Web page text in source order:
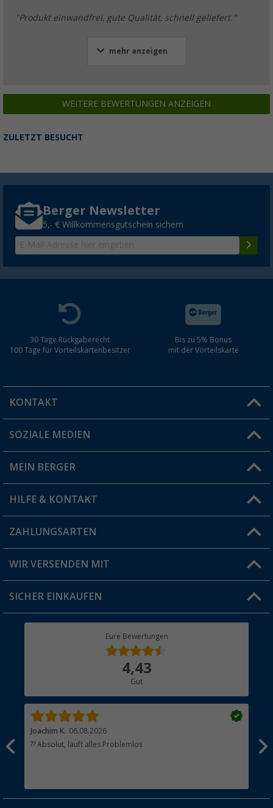
"Produkt einwandfrei, gute Qualität, schnell geliefert."
mehr anzeigen
WEITERE BEWERTUNGEN ANZEIGEN
ZULETZT BESUCHT
Berger Newsletter
5,- € Willkommensgutschein sichern
30 Tage Rückgaberecht
100 Tage für Vorteilskartenbesitzer
Bis zu 5% Bonus
mit der Vorteilskarte
KONTAKT
Du hast eine Frage?
Filiale finden
SOZIALE MEDIEN
MEIN BERGER
Vorteilskarte
Blog
Jobs & Karriere
HILFE & KONTAKT
FAQ & Kontakt
Versandinformationen
Rücksendung
ZAHLUNGSARTEN
WIR VERSENDEN MIT
SICHER EINKAUFEN
Eure Bewertungen
4,43
Gut
Joachim K. 06.08.2026
?? Absolut, läuft alles Problemlos